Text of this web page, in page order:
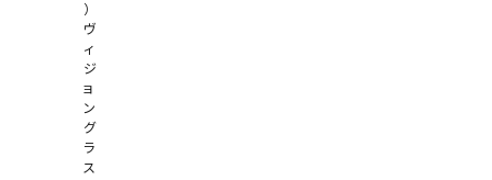
）
ヴ
ィ
ジ
ョ
ン
グ
ラ
ス